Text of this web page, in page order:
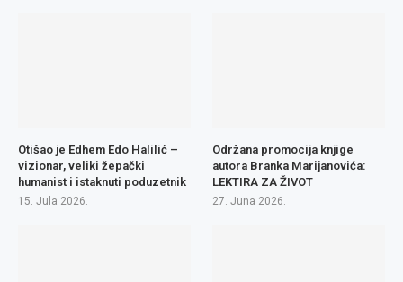
Otišao je Edhem Edo Halilić –
vizionar, veliki žepački
humanist i istaknuti poduzetnik
15. Jula 2026.
Održana promocija knjige
autora Branka Marijanovića:
LEKTIRA ZA ŽIVOT
27. Juna 2026.